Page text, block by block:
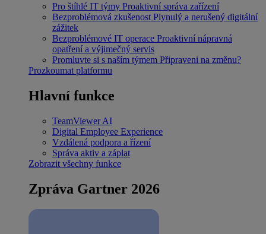
Pro štíhlé IT týmy Proaktivní správa zařízení
Bezproblémová zkušenost Plynulý a nerušený digitální
zážitek
Bezproblémové IT operace Proaktivní nápravná
opatření a výjimečný servis
Promluvte si s naším týmem Připraveni na změnu?
Prozkoumat platformu
Hlavní funkce
TeamViewer AI
Digital Employee Experience
Vzdálená podpora a řízení
Správa aktiv a záplat
Zobrazit všechny funkce
Zpráva Gartner 2026